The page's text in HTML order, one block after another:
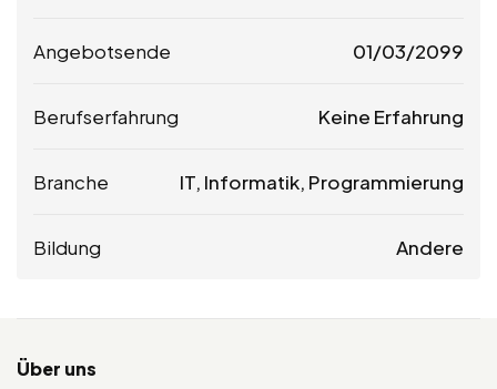
Angebotsende 01/03/2099
Berufserfahrung Keine Erfahrung
Branche IT, Informatik, Programmierung
Bildung Andere
Über uns